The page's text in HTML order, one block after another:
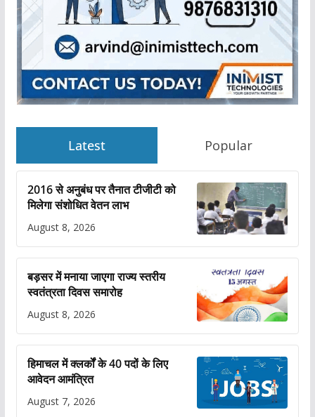
Latest Popular
2016 से अनुबंध पर तैनात टीजीटी को
मिलेगा संशोधित वेतन लाभ
August 8, 2026
बड़सर में मनाया जाएगा राज्य स्तरीय
स्वतंत्रता दिवस समारोह
August 8, 2026
हिमाचल में क्लर्कों के 40 पदों के लिए
आवेदन आमंत्रित
August 7, 2026